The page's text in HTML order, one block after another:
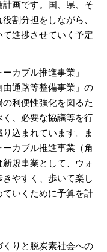
画です。国、県、そ
割分担をしながら、
進捗させていく予定
カブル推進事業」
通路等整備事業」の
利便性強化を図るた
、必要な協議等を行
込まれています。ま
カブル推進事業（角
規事業として、ウォ
やすく、歩いて楽し
いくために予算を計
くりと脱炭素社会への